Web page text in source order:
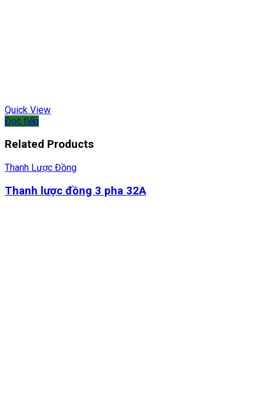
Quick View
Đọc tiếp
Related Products
Thanh Lược Đồng
Thanh lược đồng 3 pha 32A